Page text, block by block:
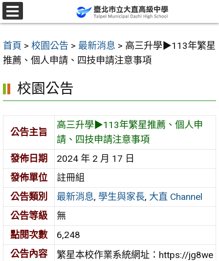
跳
至
要
內
區
首頁 > 校園公告 > 最新消息 > 高三升學▶113年繁星
推薦、個人申請、四技申請注意事項
校園公告
公告主旨
高三升學▶113年繁星推薦、個人申
請、四技申請注意事項
發佈日期
2024 年 2 月 17 日
發佈單位
註冊組
公告類別
最新消息, 學生與家長, 大直 Channel
公告等級
無
點閱次數
6,248
公告內容
繁星本校作業系統網址：https://jg8we
選
單